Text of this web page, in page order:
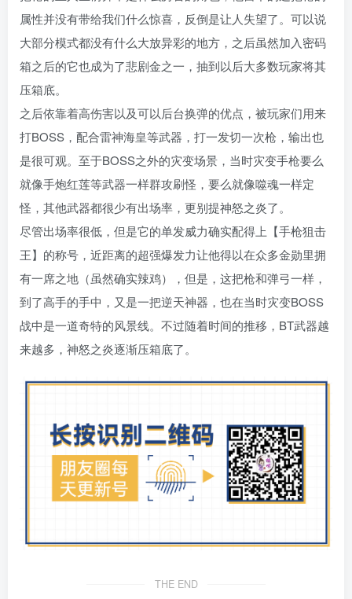
属性并没有带给我们什么惊喜，反倒是让人失望了。可以说
大部分模式都没有什么大放异彩的地方，之后虽然加入密码
箱之后的它也成为了悲剧金之一，抽到以后大多数玩家将其
压箱底。
之后依靠着高伤害以及可以后台换弹的优点，被玩家们用来
打BOSS，配合雷神海皇等武器，打一发切一次枪，输出也
是很可观。至于BOSS之外的灾变场景，当时灾变手枪要么
就像手炮红莲等武器一样群攻刷怪，要么就像噬魂一样定
怪，其他武器都很少有出场率，更别提神怒之炎了。
尽管出场率很低，但是它的单发威力确实配得上【手枪狙击
王】的称号，近距离的超强爆发力让他得以在众多金勋里拥
有一席之地（虽然确实辣鸡），但是，这把枪和弹弓一样，
到了高手的手中，又是一把逆天神器，也在当时灾变BOSS
战中是一道奇特的风景线。不过随着时间的推移，BT武器越
来越多，神怒之炎逐渐压箱底了。
THE END